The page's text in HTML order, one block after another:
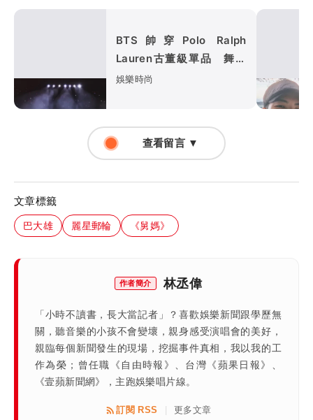
BTS帥穿Polo Ralph
Lauren古董級單品 舞台
上變身美式街頭Boy
娛樂時尚
查看留言 ▼
文章標籤
巴大雄 麗星郵輪 《舅媽》
作者簡介 林丞偉
「小時不讀書，長大當記者」？喜歡娛樂新聞跟學歷無
關，聽音樂的小孩不會變壞，親身感受演唱會的美好，
親臨每個新聞發生的現場，挖掘事件真相，我以我的工
作為榮；曾任職《自由時報》、台灣《蘋果日報》、
《壹蘋新聞網》，主跑娛樂唱片線。
訂閱 RSS 更多文章